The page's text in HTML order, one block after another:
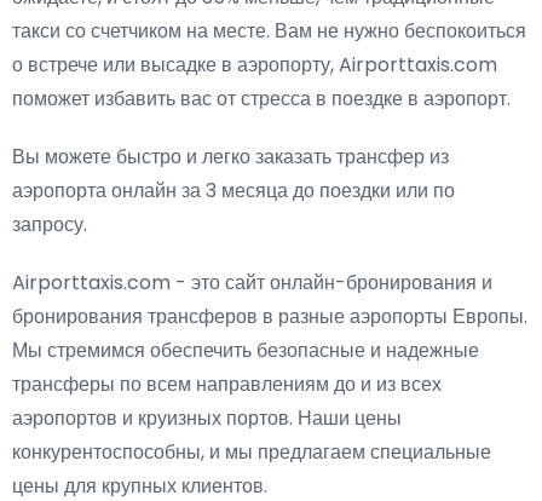
такси со счетчиком на месте. Вам не нужно беспокоиться
о встрече или высадке в аэропорту, Airporttaxis.com
поможет избавить вас от стресса в поездке в аэропорт.
Вы можете быстро и легко заказать трансфер из
аэропорта онлайн за 3 месяца до поездки или по
запросу.
Airporttaxis.com - это сайт онлайн-бронирования и
бронирования трансферов в разные аэропорты Европы.
Мы стремимся обеспечить безопасные и надежные
трансферы по всем направлениям до и из всех
аэропортов и круизных портов. Наши цены
конкурентоспособны, и мы предлагаем специальные
цены для крупных клиентов.